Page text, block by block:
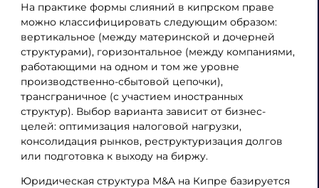
На практике формы слияний в кипрском праве
можно классифицировать следующим образом:
вертикальное (между материнской и дочерней
структурами), горизонтальное (между компаниями,
работающими на одном и том же уровне
производственно-сбытовой цепочки),
трансграничное (с участием иностранных
структур). Выбор варианта зависит от бизнес-
целей: оптимизация налоговой нагрузки,
консолидация рынков, реструктуризация долгов
или подготовка к выходу на биржу.
Юридическая структура M&A на Кипре базируется